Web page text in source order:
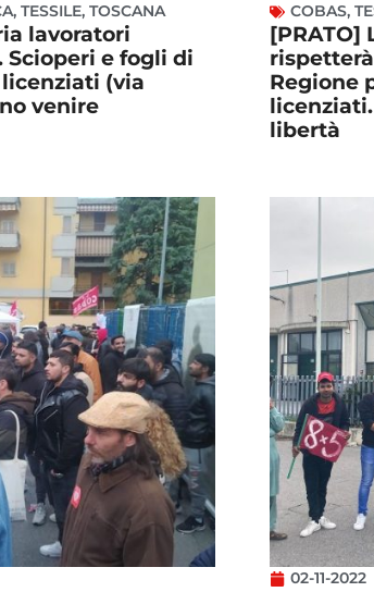
, TESSILE, TOSCANA
lavoratori
Scioperi e fogli di
(via
venire
COBAS,
[PRATO]
Regione
licenziati.
libertà
02-11-2022